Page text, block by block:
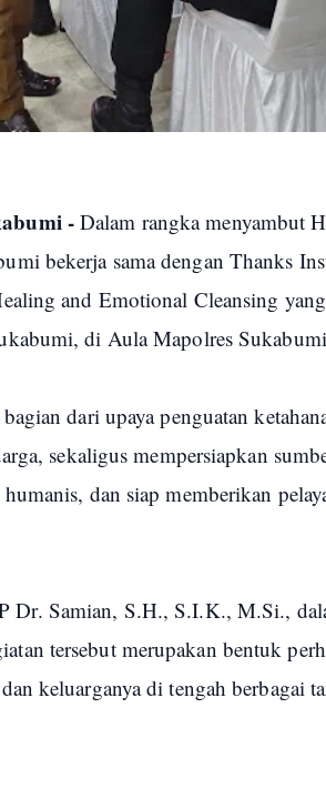
-Dalam rangka menyambut
bekerja sama dengan Thanks
and Emotional Cleansing
di Aula Mapolres
dari upaya penguatan
sekaligus mempersiapkan
dan siap memberikan
Dr. Samian, S.H., S.I.K., M.Si.,
tersebut merupakan bentuk
keluarganya di tengah berbagai